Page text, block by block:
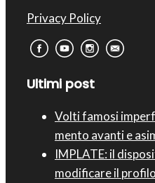
Privacy Policy
Ultimi post
Volti famosi
mento avanti e
IMPLATE: il
modificare il